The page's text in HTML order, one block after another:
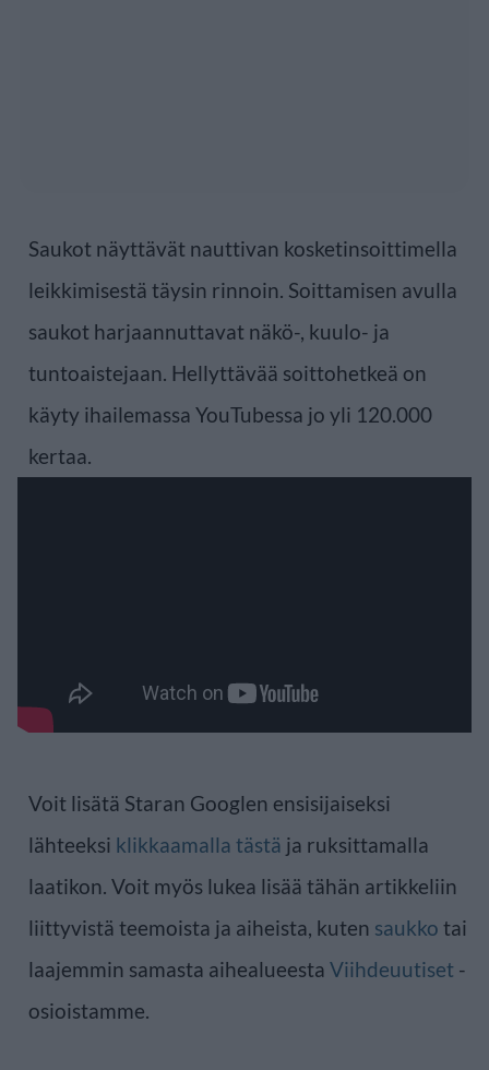
Saukot näyttävät nauttivan kosketinsoittimella
leikkimisestä täysin rinnoin. Soittamisen avulla
saukot harjaannuttavat näkö-, kuulo- ja
tuntoaistejaan. Hellyttävää soittohetkeä on
käyty ihailemassa YouTubessa jo yli 120.000
kertaa.
Voit lisätä Staran Googlen ensisijaiseksi
lähteeksi klikkaamalla tästä ja ruksittamalla
laatikon. Voit myös lukea lisää tähän artikkeliin
liittyvistä teemoista ja aiheista, kuten saukko tai
laajemmin samasta aihealueesta Viihdeuutiset -
osioistamme.